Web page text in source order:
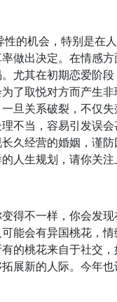
的机会，特别是在
做出决定。在情感
尤其在初期恋爱阶
了取悦对方而产生
旦关系破裂，不仅
不当，容易引发误
久经营的婚姻，谨
人生规划，请你关
得不一样，你会发
能会有异国桃花，
的桃花来自于社交
展新的人际。今年